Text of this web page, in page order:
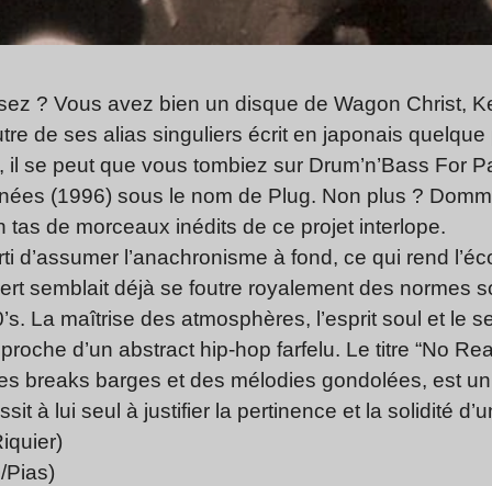
? Vous avez bien un disque de Wagon Christ,
de ses alias singuliers écrit en japonais
se peut que vous tombiez sur Drum’n’Bass For
(1996) sous le nom de Plug. Non plus ?
tas de morceaux inédits de ce projet interlope.
d’assumer l’anachronisme à fond, ce qui rend
semblait déjà se foutre royalement des normes
La maîtrise des atmosphères, l’esprit soul et le
d’un abstract hip-hop farfelu. Le titre “No
breaks barges et des mélodies gondolées, est
à lui seul à justifier la pertinence et la solidité
Pias)